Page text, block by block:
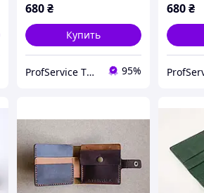
680 ₴
Купить
ProfService ТОВ "Профессиональный сервис" 95%
680₴